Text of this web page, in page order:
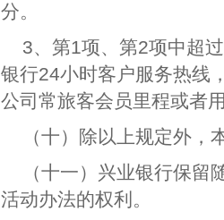
分。
3、第1项、第2项中超
银行24小时客户服务热线
公司常旅客会员里程或者
（十）除以上规定外
（十一）兴业银行保
活动办法的权利。